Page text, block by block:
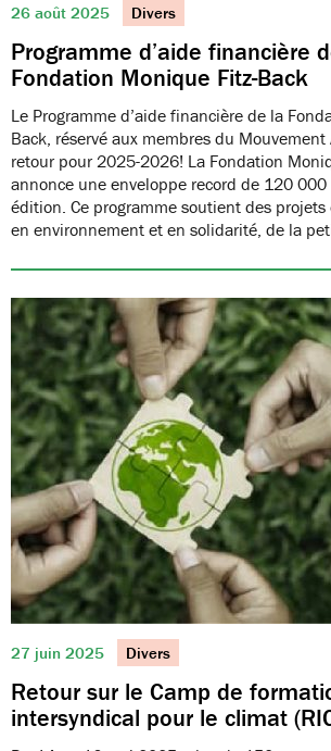
26 août 2025 Divers
Programme d’aide financière
Fondation Monique Fitz-Back
Le Programme d’aide financière de la
Back, réservé aux membres du Mouvement
retour pour 2025-2026! La Fondation
annonce une enveloppe record de 120
édition. Ce programme soutient des
en environnement et en solidarité, de la
27 juin 2025 Divers
Retour sur le Camp de
intersyndical pour le climat